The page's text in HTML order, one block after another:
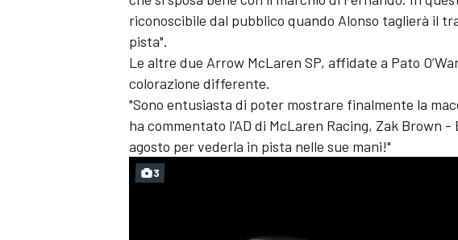
riconoscibile dal pubblico quando Alonso taglierà il
pista".
Le altre due Arrow McLaren SP, affidate a Pato
colorazione differente.
"Sono entusiasta di poter mostrare finalmente la
ha commentato l'AD di McLaren Racing, Zak Brown -
agosto per vederla in pista nelle sue mani!"
3